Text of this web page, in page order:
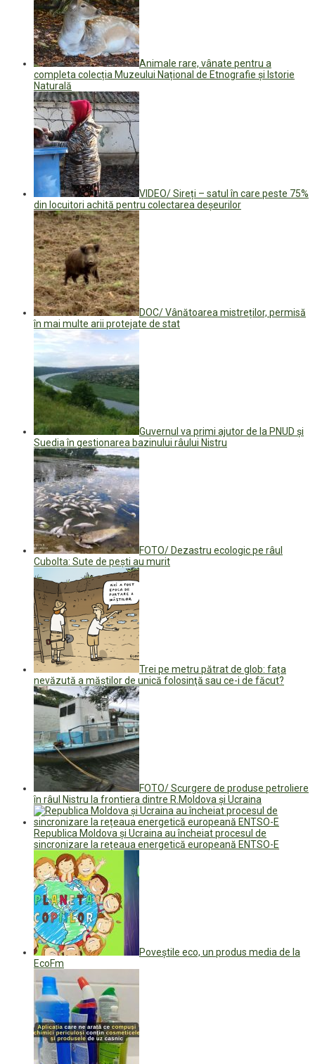
Animale rare, vânate pentru a
completa colecția Muzeului Național de Etnografie și Istorie
Naturală
VIDEO/ Sireți – satul în care peste 75%
din locuitori achită pentru colectarea deșeurilor
DOC/ Vânătoarea mistreților, permisă
în mai multe arii protejate de stat
Guvernul va primi ajutor de la PNUD și
Suedia în gestionarea bazinului râului Nistru
FOTO/ Dezastru ecologic pe râul
Cubolta: Sute de pești au murit
Trei pe metru pătrat de glob: fața
nevăzută a măștilor de unică folosinţă sau ce-i de făcut?
FOTO/ Scurgere de produse petroliere
în râul Nistru la frontiera dintre R.Moldova și Ucraina
Republica Moldova și Ucraina au încheiat procesul de
sincronizare la rețeaua energetică europeană ENTSO-E
Poveștile eco, un produs media de la
EcoFm